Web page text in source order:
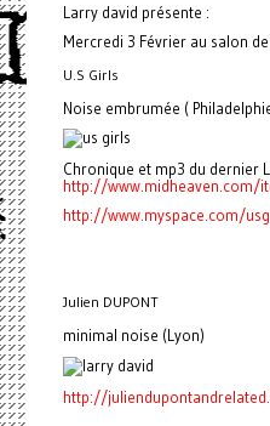
Larry david présente :
Mercredi 3 Février au salon
U.S Girls
Noise embrumée (
Chronique et mp3 du dernier
http://www.midheaven.com/
http://www.myspace.com/
Julien DUPONT
minimal noise (Lyon)
http://